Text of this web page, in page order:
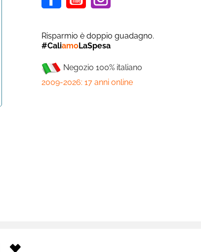
Risparmio è doppio guadagno.
#CaliamoLaSpesa
Negozio 100% italiano
2009-2026: 17 anni online